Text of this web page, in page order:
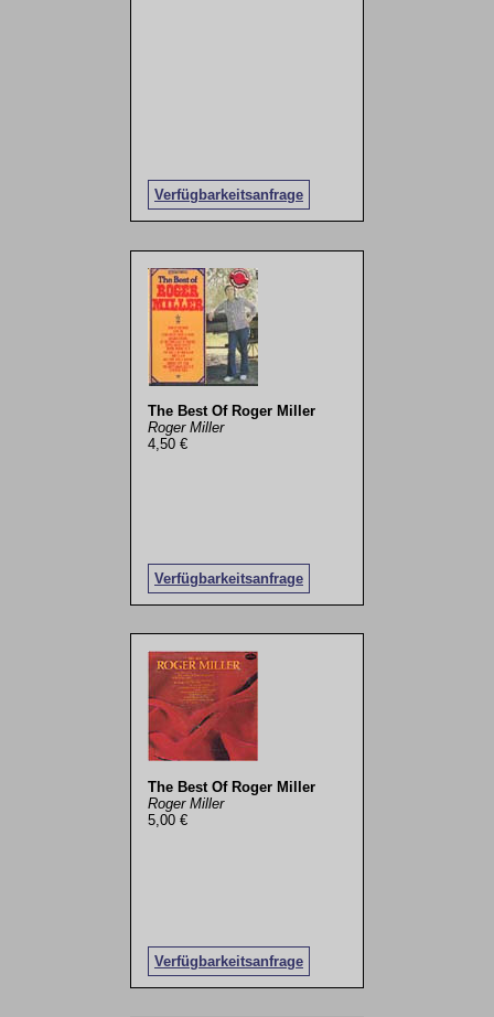
Verfügbarkeitsanfrage
The Best Of Roger Miller
Roger Miller
4,50 €
Verfügbarkeitsanfrage
The Best Of Roger Miller
Roger Miller
5,00 €
Verfügbarkeitsanfrage